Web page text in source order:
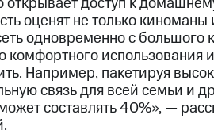
оценят не только
одновременно с большого
использования
Например, пакетируя
связь для всей семьи и
составлять 40%», —